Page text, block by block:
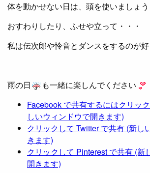
体を動かせない日は、頭を使いましょう
おすわりしたり、ふせや立って・・・
私は伝次郎や怜音とダンスをするのが
雨の日
も一緒に楽しんでください
Facebook で共有するにはクリッ
しいウィンドウで開きます)
クリックして Twitter で共有 (新し
きます)
クリックして Pinterest で共有 (新
開きます)